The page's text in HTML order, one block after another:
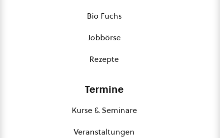
Bio Fuchs
Jobbörse
Rezepte
Termine
Kurse & Seminare
Veranstaltungen